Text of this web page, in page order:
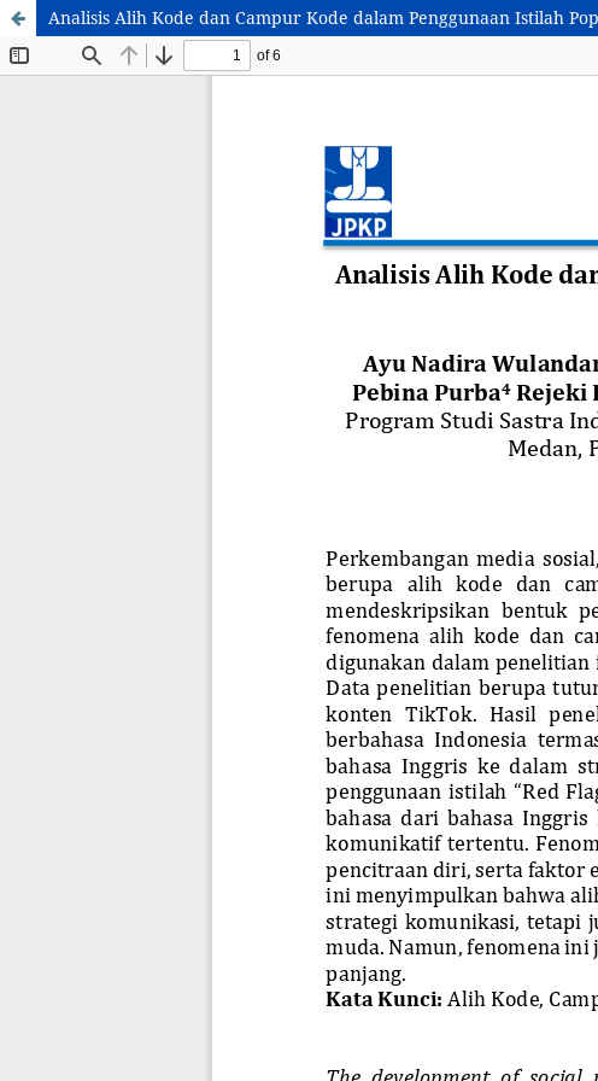
Analisis Alih Kode dan Campur Kode dalam Penggunaan Istilah